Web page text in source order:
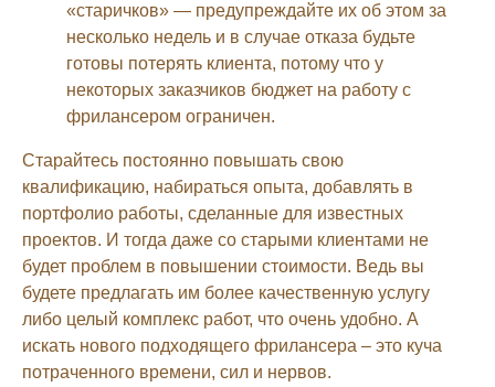
«старичков» — предупреждайте их об этом за
несколько недель и в случае отказа будьте
готовы потерять клиента, потому что у
некоторых заказчиков бюджет на работу с
фрилансером ограничен.
Старайтесь постоянно повышать свою
квалификацию, набираться опыта, добавлять в
портфолио работы, сделанные для известных
проектов. И тогда даже со старыми клиентами не
будет проблем в повышении стоимости. Ведь вы
будете предлагать им более качественную услугу
либо целый комплекс работ, что очень удобно. А
искать нового подходящего фрилансера – это куча
потраченного времени, сил и нервов.